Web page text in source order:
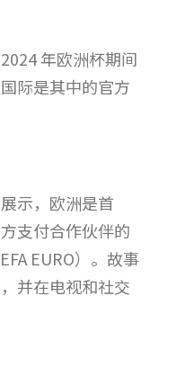
年欧洲杯期间
际是其中的官方
示，欧洲是首
支付合作伙伴的
EURO）。故事
并在电视和社交